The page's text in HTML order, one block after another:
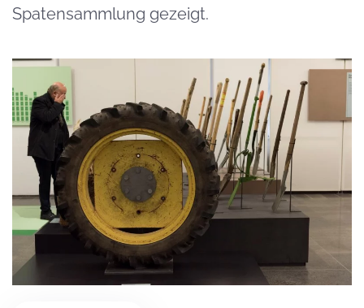
Spatensammlung gezeigt.